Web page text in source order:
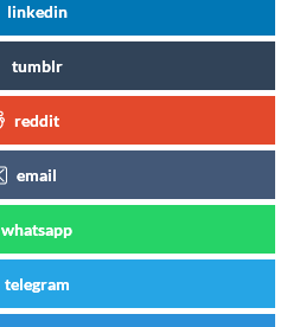
linkedin
tumblr
reddit
email
whatsapp
telegram